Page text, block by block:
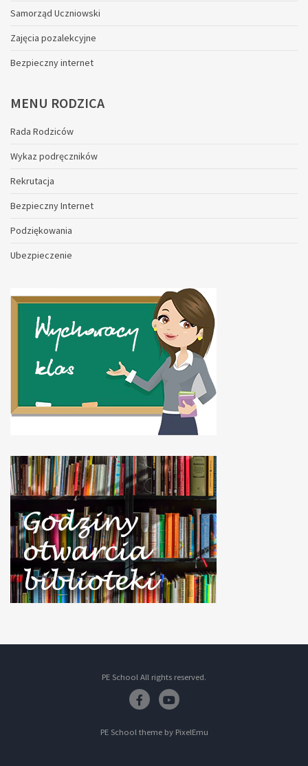
Samorząd Uczniowski
Zajęcia pozalekcyjne
Bezpieczny internet
MENU RODZICA
Rada Rodziców
Wykaz podręczników
Rekrutacja
Bezpieczny Internet
Podziękowania
Ubezpieczenie
PE School All rights reserved.
PE School theme by PixelEmu